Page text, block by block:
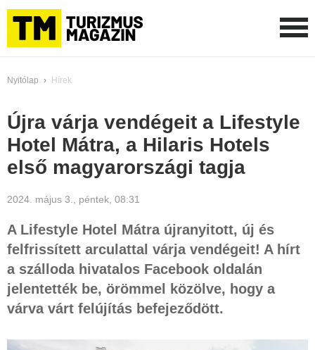
Nyitólap › Hírek
Újra várja vendégeit a Lifestyle
Hotel Mátra, a Hilaris Hotels
első magyarországi tagja
2024. május 3., péntek, 08:31
A Lifestyle Hotel Mátra újranyitott, új és
felfrissített arculattal várja vendégeit! A hírt
a szálloda hivatalos Facebook oldalán
jelentették be, örömmel közölve, hogy a
várva várt felújítás befejeződött.